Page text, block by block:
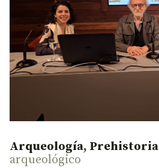
Arqueología, Prehistoria
arqueológico